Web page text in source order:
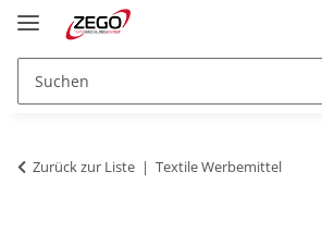
Zurück zur Liste Textile Werbemittel